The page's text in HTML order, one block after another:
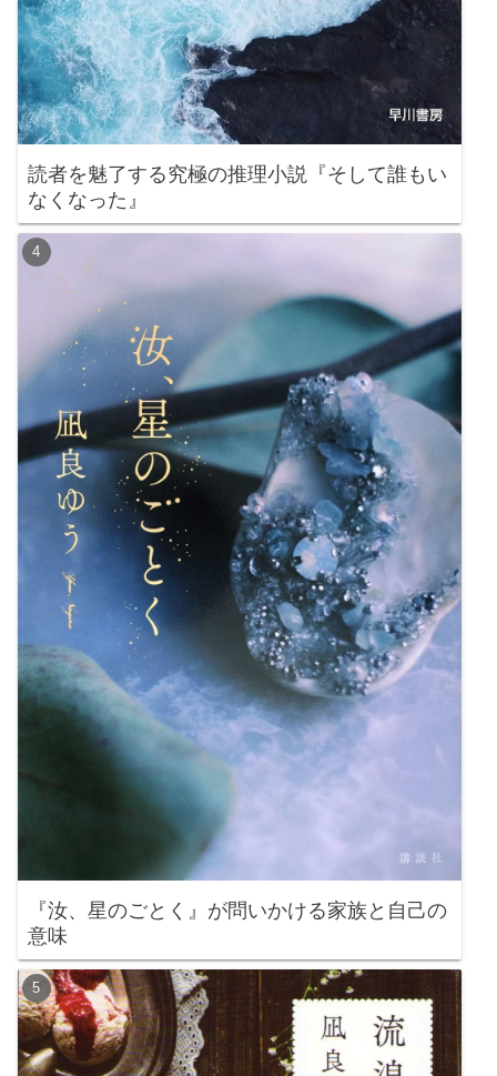
読者を魅了する究極の推理小説『そして誰もい
なくなった』
『汝、星のごとく』が問いかける家族と自己の
意味